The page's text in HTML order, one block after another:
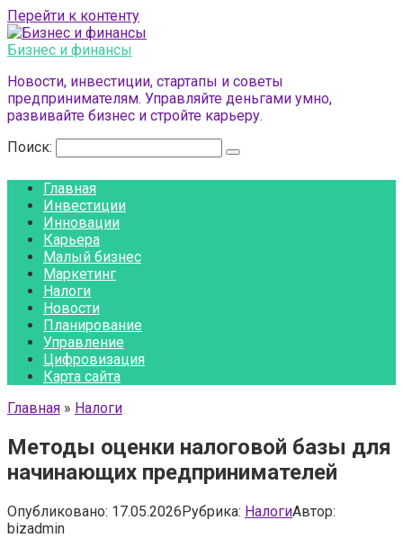
Перейти к контенту
Бизнес и финансы
Новости, инвестиции, стартапы и советы
предпринимателям. Управляйте деньгами умно,
развивайте бизнес и стройте карьеру.
Поиск:
Главная
Инвестиции
Инновации
Карьера
Малый бизнес
Маркетинг
Налоги
Новости
Планирование
Управление
Цифровизация
Карта сайта
Главная » Налоги
Методы оценки налоговой базы для
начинающих предпринимателей
Опубликовано: 17.05.2026Рубрика: НалогиАвтор:
bizadmin